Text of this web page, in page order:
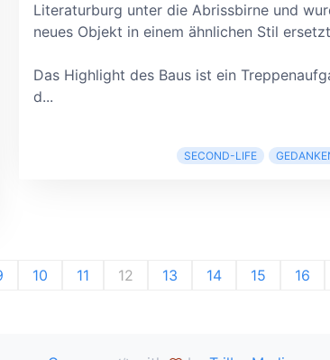
Literaturburg unter die Abrissbirne und
neues Objekt in einem ähnlichen Stil
Das Highlight des Baus ist ein
d...
SECOND-LIFE
10 11 12 13 14 15 16